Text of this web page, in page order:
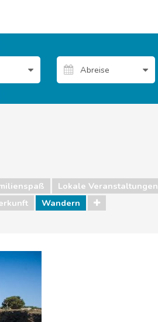
Lokale Veranstaltungen
Wandern
Museen & Kunst